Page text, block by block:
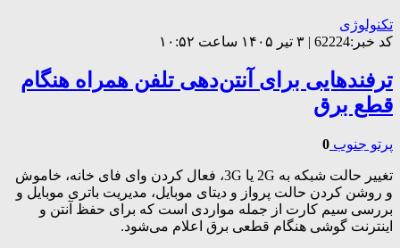
تکنولوژی
کد خبر:62224 | ۳ تیر ۱۴۰۵ ساعت ۱۰:۵۲
ترفندهایی برای آنتن‌دهی تلفن همراه هنگام
قطع برق
پرتو جنوب 0
تغییر حالت شبکه به 2G یا 3G، فعال کردن وای فای خانه، خاموش
و روشن کردن حالت پرواز و دیتای موبایل، مدیریت باتری موبایل و
بررسی سیم کارت از جمله مواردی است که برای حفظ آنتن و
اینترنت گوشی هنگام قطعی برق اعلام می‌شود.